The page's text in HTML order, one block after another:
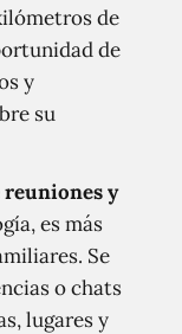
de
de
y
su
y
es más
Se
o chats
lugares y